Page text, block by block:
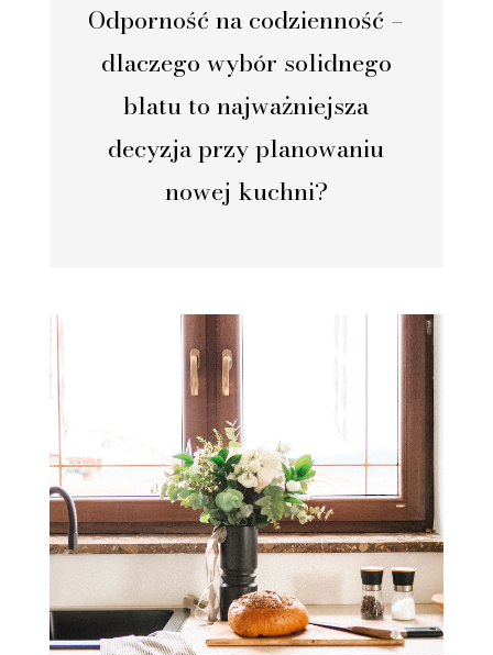
Odporność na codzienność –
dlaczego wybór solidnego
blatu to najważniejsza
decyzja przy planowaniu
nowej kuchni?